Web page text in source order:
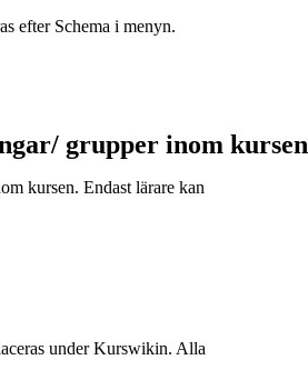
efter Schema i menyn.
grupper inom kursen
kursen. Endast lärare kan
under Kurswikin. Alla